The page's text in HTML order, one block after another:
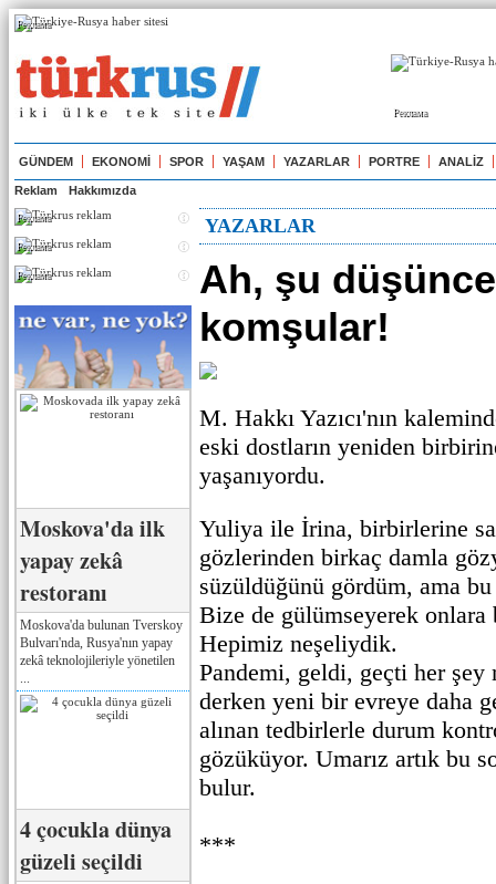
Реклама
Реклама
GÜNDEM EKONOMİ SPOR YAŞAM YAZARLAR PORTRE ANALİZ
Reklam Hakkımızda
Реклама
Реклама
Реклама
Moskova'da ilk
yapay zekâ
restoranı
Moskova'da bulunan Tverskoy
Bulvarı'nda, Rusya'nın yapay
zekâ teknolojileriyle yönetilen
4 çocukla dünya
güzeli seçildi
YAZARLAR
Ah, şu
komşular!
M. Hakkı Yazıcı'nın
eski dostların yeniden
yaşanıyordu.
Yuliya ile İrina, birbirlerine
gözlerinden birkaç damla
süzüldüğünü gördüm, ama
Bize de gülümseyerek onlara
Hepimiz neşeliydik.
Pandemi, geldi, geçti her şey
derken yeni bir evreye daha
alınan tedbirlerle durum
gözüküyor. Umarız artık bu
bulur.
***